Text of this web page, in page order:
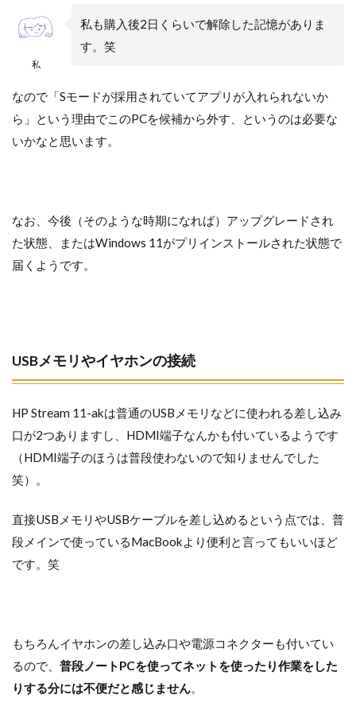
私
私も購入後2日くらいで解除した記憶がありま
す。笑
なので「Sモードが採用されていてアプリが入れられないか
ら」という理由でこのPCを候補から外す、というのは必要な
いかなと思います。
なお、今後（そのような時期になれば）アップグレードされ
た状態、またはWindows 11がプリインストールされた状態で
届くようです。
USBメモリやイヤホンの接続
HP Stream 11-akは普通のUSBメモリなどに使われる差し込み
口が2つありますし、HDMI端子なんかも付いているようです
（HDMI端子のほうは普段使わないので知りませんでした
笑）。
直接USBメモリやUSBケーブルを差し込めるという点では、普
段メインで使っているMacBookより便利と言ってもいいほど
です。笑
もちろんイヤホンの差し込み口や電源コネクターも付いてい
るので、 普段ノートPCを使ってネットを使ったり作業をした
りする分には不便だと感じません。